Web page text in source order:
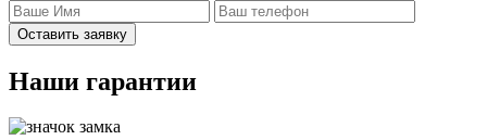
Оставить заявку
Наши гарантии